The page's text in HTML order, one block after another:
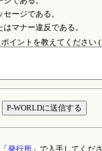
ージである。
マナー違反である。
イントを教えてください
発行所」で入手してくだ